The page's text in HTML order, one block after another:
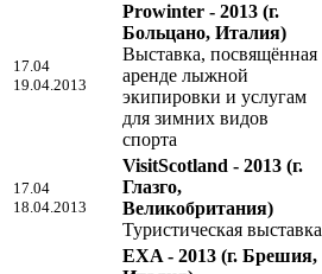
17.04
19.04.2013
Prowinter - 2013 (г.
Больцано, Италия)
Выставка, посвящённая
аренде лыжной
экипировки и услугам
для зимних видов
спорта
17.04
18.04.2013
VisitScotland - 2013 (г.
Глазго,
Великобритания)
Туристическая выставка
EXA - 2013 (г. Брешия,